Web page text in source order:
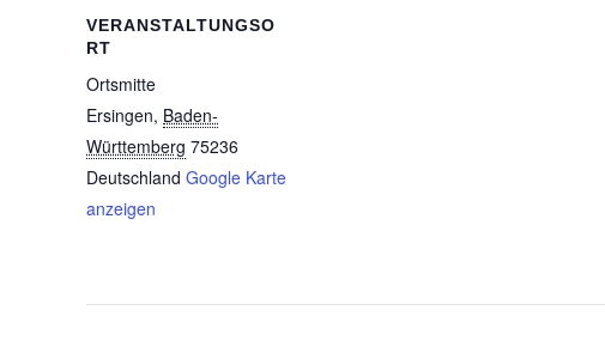
VERANSTALTUNGSO
RT
Ortsmitte
Ersingen, Baden-
Württemberg 75236
Deutschland Google Karte
anzeigen